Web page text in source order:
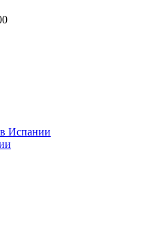
Испании